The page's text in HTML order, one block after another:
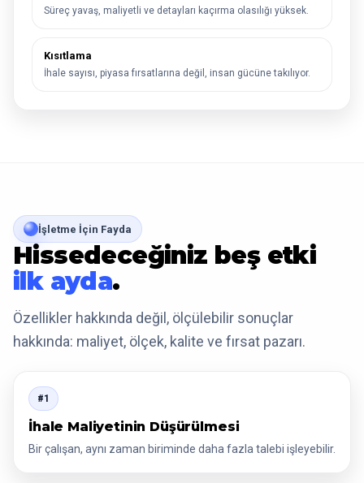
Süreç yavaş, maliyetli ve detayları kaçırma olasılığı yüksek.
Kısıtlama
İhale sayısı, piyasa fırsatlarına değil, insan gücüne takılıyor.
İşletme İçin Fayda
Hissedeceğiniz beş etki
ilk ayda.
Özellikler hakkında değil, ölçülebilir sonuçlar
hakkında: maliyet, ölçek, kalite ve fırsat pazarı.
#1
İhale Maliyetinin Düşürülmesi
Bir çalışan, aynı zaman biriminde daha fazla talebi işleyebilir.